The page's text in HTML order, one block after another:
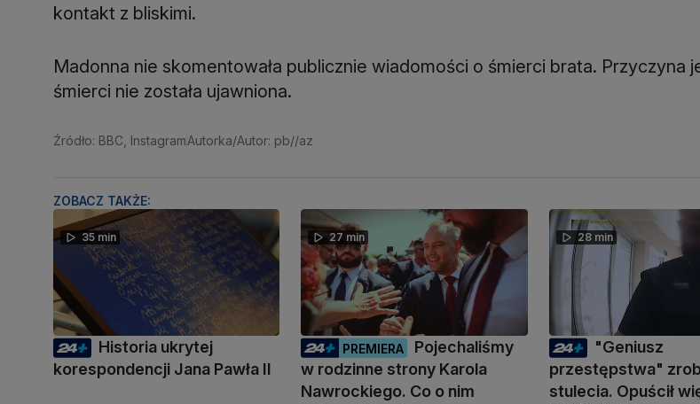
kontakt z bliskimi.
Madonna nie skomentowała publicznie wiadomości o śmierci brata. Przyczyna
śmierci nie została ujawniona.
Źródło: BBC, InstagramAutorka/Autor: pb//az
ZOBACZ TAKŻE:
35 min
Historia ukrytej
korespondencji Jana Pawła II
27 min
PREMIERA
Pojechaliśmy
w rodzinne strony Karola
Nawrockiego. Co o nim
28 min
"Geniusz
przestępstwa"
stulecia. Opuścił